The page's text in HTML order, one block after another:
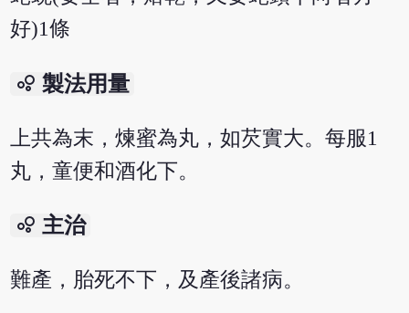
好)1條
bubble_chart 製法用量
上共為末，煉蜜為丸，如芡實大。每服1
丸，童便和酒化下。
bubble_chart 主治
難產，胎死不下，及產後諸病。